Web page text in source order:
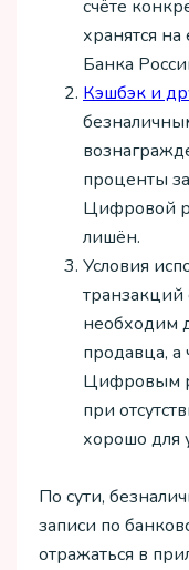
счёте
хранятся
Банка
Кэшбэк и
проценты
Цифровой
лишён.
Условия
необходим
продавца, а
Цифровым
при
хорошо для
По сути,
записи по
отражаться в